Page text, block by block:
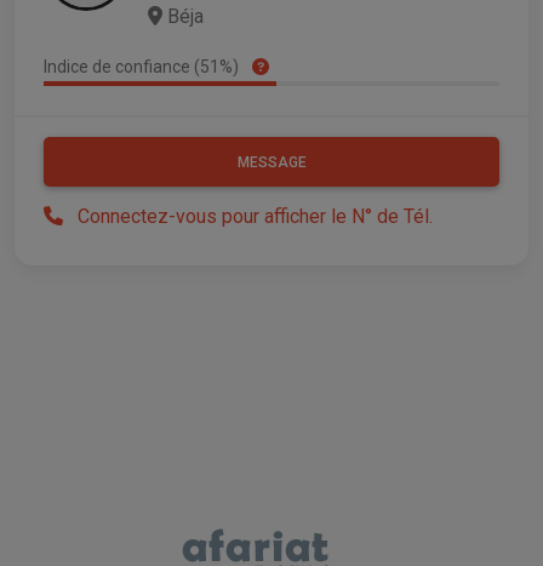
Béja
Indice de confiance (51%)
MESSAGE
Connectez-vous pour afficher le N° de Tél.